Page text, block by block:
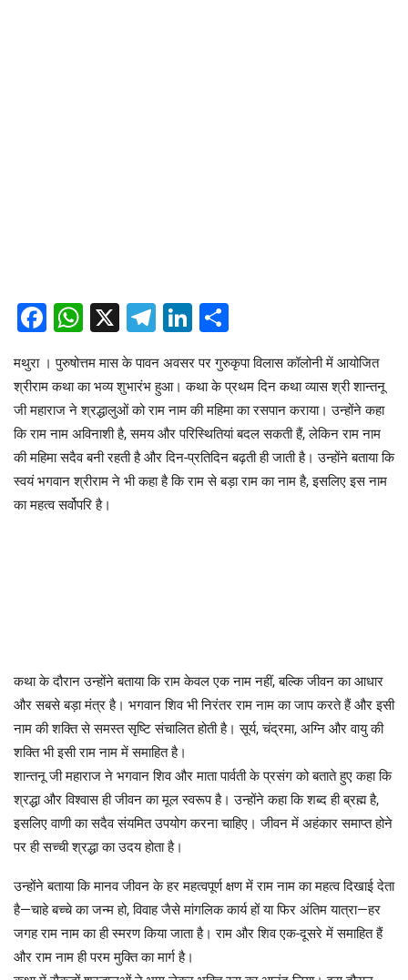
Facebook
WhatsApp
X Telegram
LinkedIn
मथुरा । पुरुषोत्तम मास के पावन अवसर पर गुरुकृपा विलास कॉलोनी में आयोजित
श्रीराम कथा का भव्य शुभारंभ हुआ। कथा के प्रथम दिन कथा व्यास श्री शान्तनू
जी महाराज ने श्रद्धालुओं को राम नाम की महिमा का रसपान कराया। उन्होंने कहा
कि राम नाम अविनाशी है, समय और परिस्थितियां बदल सकती हैं, लेकिन राम नाम
की महिमा सदैव बनी रहती है और दिन-प्रतिदिन बढ़ती ही जाती है। उन्होंने बताया कि
स्वयं भगवान श्रीराम ने भी कहा है कि राम से बड़ा राम का नाम है, इसलिए इस नाम
का महत्व सर्वोपरि है।
कथा के दौरान उन्होंने बताया कि राम केवल एक नाम नहीं, बल्कि जीवन का आधार
और सबसे बड़ा मंत्र है। भगवान शिव भी निरंतर राम नाम का जाप करते हैं और इसी
नाम की शक्ति से समस्त सृष्टि संचालित होती है। सूर्य, चंद्रमा, अग्नि और वायु की
शक्ति भी इसी राम नाम में समाहित है।
शान्तनू जी महाराज ने भगवान शिव और माता पार्वती के प्रसंग को बताते हुए कहा कि
श्रद्धा और विश्वास ही जीवन का मूल स्वरूप है। उन्होंने कहा कि शब्द ही ब्रह्म है,
इसलिए वाणी का सदैव संयमित उपयोग करना चाहिए। जीवन में अहंकार समाप्त होने
पर ही सच्ची श्रद्धा का उदय होता है।
उन्होंने बताया कि मानव जीवन के हर महत्वपूर्ण क्षण में राम नाम का महत्व दिखाई देता
है—चाहे बच्चे का जन्म हो, विवाह जैसे मांगलिक कार्य हों या फिर अंतिम यात्रा—हर
जगह राम नाम का ही स्मरण किया जाता है। राम और शिव एक-दूसरे में समाहित हैं
और राम नाम ही परम मुक्ति का मार्ग है।